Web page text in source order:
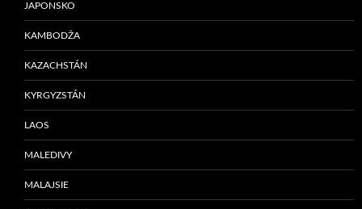
JAPONSKO
KAMBODŽA
KAZACHSTÁN
KYRGYZSTÁN
LAOS
MALEDIVY
MALAJSIE